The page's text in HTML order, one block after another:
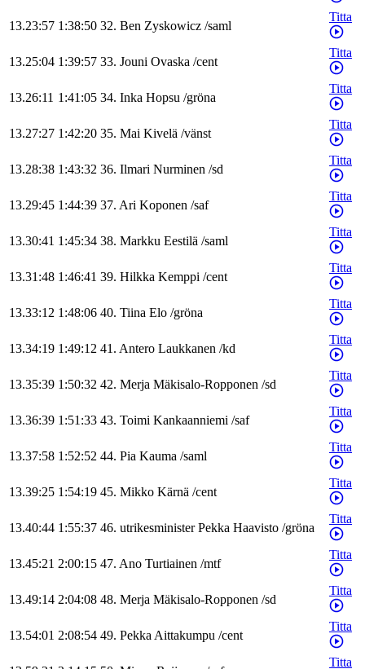
13.23:57 1:38:50 32. Ben Zyskowicz /saml
Titta
13.25:04 1:39:57 33. Jouni Ovaska /cent
Titta
13.26:11 1:41:05 34. Inka Hopsu /gröna
Titta
13.27:27 1:42:20 35. Mai Kivelä /vänst
Titta
13.28:38 1:43:32 36. Ilmari Nurminen /sd
Titta
13.29:45 1:44:39 37. Ari Koponen /saf
Titta
13.30:41 1:45:34 38. Markku Eestilä /saml
Titta
13.31:48 1:46:41 39. Hilkka Kemppi /cent
Titta
13.33:12 1:48:06 40. Tiina Elo /gröna
Titta
13.34:19 1:49:12 41. Antero Laukkanen /kd
Titta
13.35:39 1:50:32 42. Merja Mäkisalo-Ropponen /sd
Titta
13.36:39 1:51:33 43. Toimi Kankaanniemi /saf
Titta
13.37:58 1:52:52 44. Pia Kauma /saml
Titta
13.39:25 1:54:19 45. Mikko Kärnä /cent
Titta
13.40:44 1:55:37 46. utrikesminister Pekka Haavisto /gröna
Titta
13.45:21 2:00:15 47. Ano Turtiainen /mtf
Titta
13.49:14 2:04:08 48. Merja Mäkisalo-Ropponen /sd
Titta
13.54:01 2:08:54 49. PekkaAittakumpu /cent
Titta
Titta